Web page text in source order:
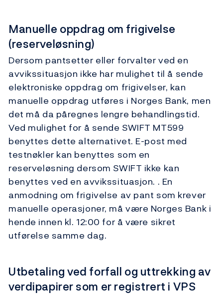
Manuelle oppdrag om frigivelse
(reserveløsning)
Dersom pantsetter eller forvalter ved en
avvikssituasjon ikke har mulighet til å sende
elektroniske oppdrag om frigivelser, kan
manuelle oppdrag utføres i Norges Bank, men
det må da påregnes lengre behandlingstid.
Ved mulighet for å sende SWIFT MT599
benyttes dette alternativet. E-post med
testnøkler kan benyttes som en
reserveløsning dersom SWIFT ikke kan
benyttes ved en avvikssituasjon. . En
anmodning om frigivelse av pant som krever
manuelle operasjoner, må være Norges Bank i
hende innen kl. 12:00 for å være sikret
utførelse samme dag.
Utbetaling ved forfall og uttrekking av
verdipapirer som er registrert i VPS